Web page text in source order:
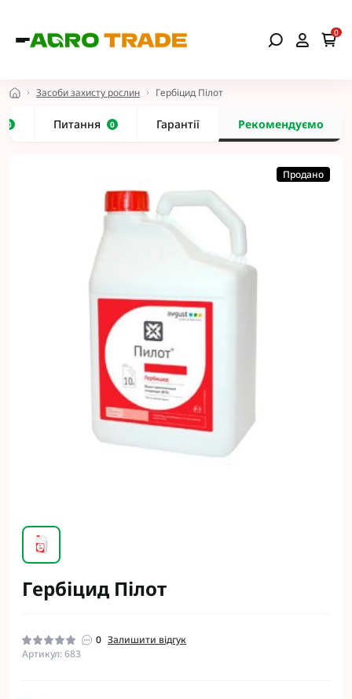
0
Засоби захисту рослин Гербіцид Пілот
0 Питання 0 Гарантії Рекомендуємо
Продано
Гербіцид Пілот
0 Залишити відгук
Артикул: 683